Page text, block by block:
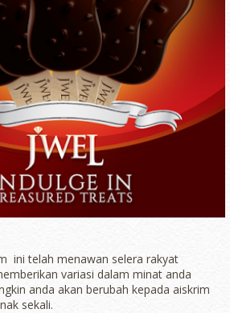
ini telah menawan selera rakyat
variasi dalam minat anda
anda akan berubah kepada aiskrim
sekali.